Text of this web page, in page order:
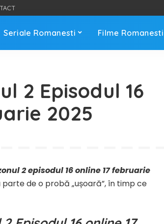
Seriale Romanesti Filme Romanesti
2 Episodul 16
2025
2 episodul 16 online 17 februarie
de o probă „ușoară”, în timp ce